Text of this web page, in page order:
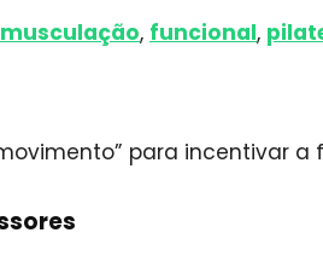
musculação, funcional,
para incentivar a